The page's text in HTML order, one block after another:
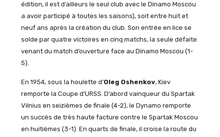
édition, il est d’ailleurs le seul club avec le Dinamo Moscou
a avoir participé à toutes les saisons), soit entre huit et
neuf ans après la création du club. Son entrée en lice se
solde par quatre victoires en cinq matchs, la seule défaite
venant du match d’ouverture face au Dinamo Moscou (1-
5).
En 1954, sous la houlette d’Oleg Oshenkov, Kiev
remporte la Coupe d’URSS. D’abord vainqueur du Spartak
Vilnius en seizièmes de finale (4-2), le Dynamo remporte
un succès de très haute facture contre le Spartak Moscou
en huitièmes (3-1). En quarts de finale, il croise la route du